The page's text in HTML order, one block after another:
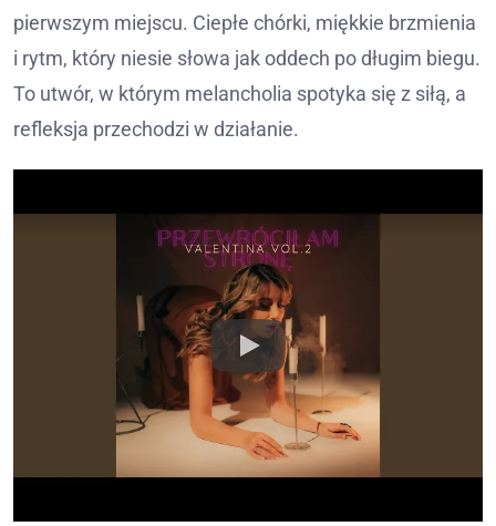
pierwszym miejscu. Ciepłe chórki, miękkie brzmienia
i rytm, który niesie słowa jak oddech po długim biegu.
To utwór, w którym melancholia spotyka się z siłą, a
refleksja przechodzi w działanie.